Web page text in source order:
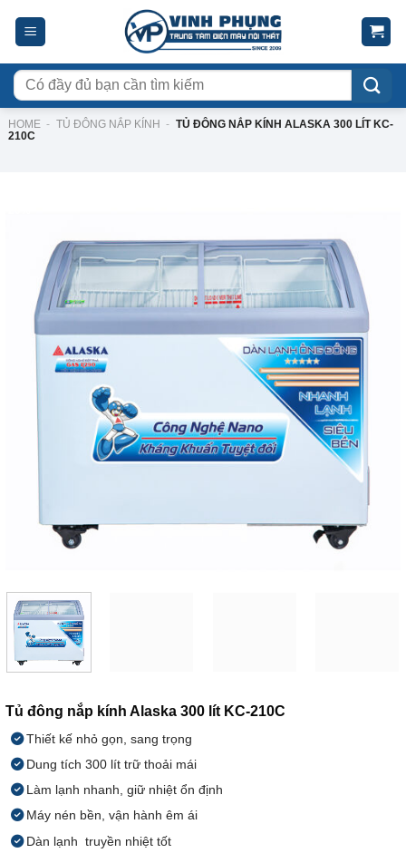
Tìm
kiếm:
HOME - TỦ ĐÔNG NẮP KÍNH - TỦ ĐÔNG NẮP KÍNH ALASKA 300 LÍT KC-
210C
Tủ đông nắp kính Alaska 300 lít KC-210C
Thiết kế nhỏ gọn, sang trọng
Dung tích 300 lít trữ thoải mái
Làm lạnh nhanh, giữ nhiệt ổn định
Máy nén bền, vận hành êm ái
Dàn lạnh truyền nhiệt tốt